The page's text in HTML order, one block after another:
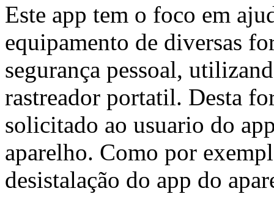
Este app tem o foco em
equipamento de diversas
segurança pessoal,
rastreador portatil. Desta
solicitado ao usuario do
aparelho. Como por
desistalação do app do